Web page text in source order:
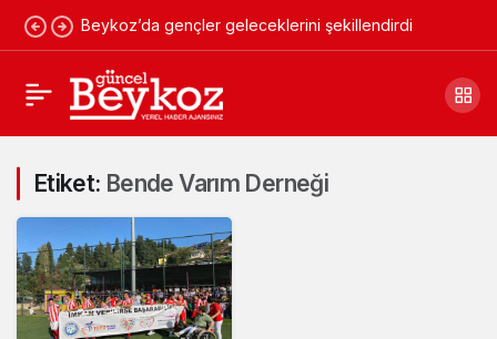
Beykoz’da gençler geleceklerini şekillendirdi
Etiket: Bende Varım Derneği